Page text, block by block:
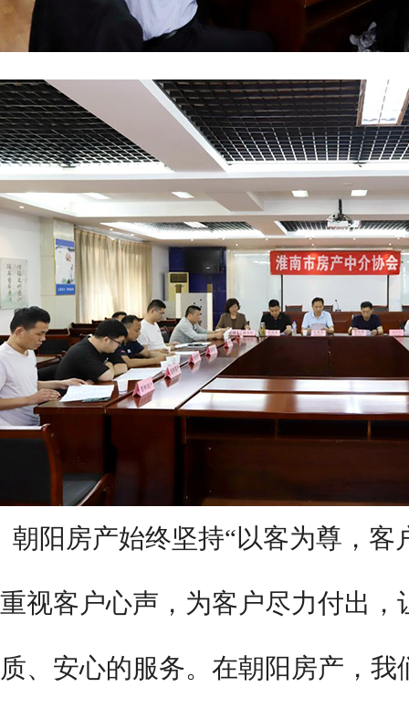
朝阳 房产始终坚持“以客为尊，客
重视客户心声，为客户尽力付出，
质、安心的服务。 在朝阳 房产，我